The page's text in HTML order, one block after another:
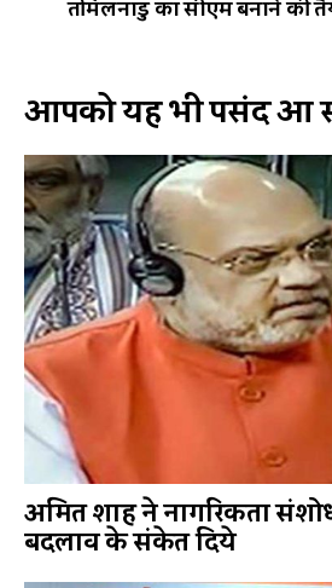
तमिलनाडु का सीएम बनाने की
आपको यह भी पसंद आ
अमित शाह ने नागरिकता
बदलाव के संकेत दिये